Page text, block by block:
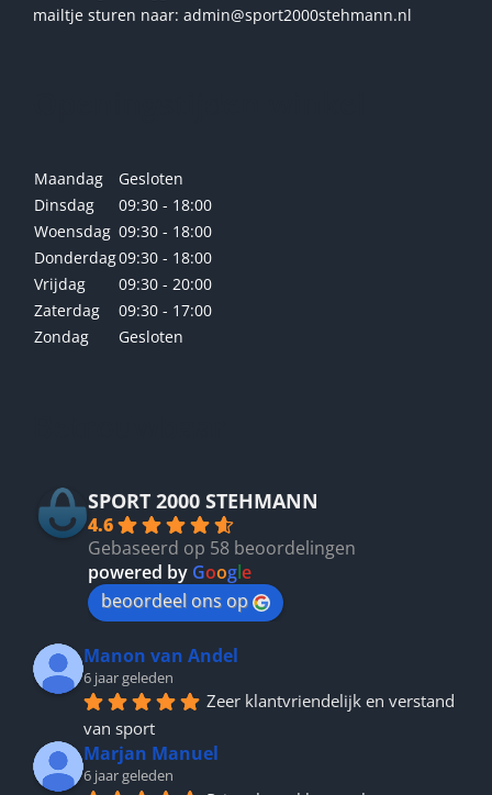
mailtje sturen naar: admin@sport2000stehmann.nl
Maandag
Gesloten
Dinsdag
09:30 - 18:00
Woensdag 09:30 - 18:00
Donderdag09:30 - 18:00
Vrijdag
09:30 - 20:00
Zaterdag
09:30 - 17:00
Zondag
Gesloten
SPORT 2000 STEHMANN
4.6
Gebaseerd op 58 beoordelingen
powered by Google
beoordeel ons op
Manon van Andel
6 jaar geleden
Zeer klantvriendelijk en verstand
van sport
Marjan Manuel
6 jaar geleden